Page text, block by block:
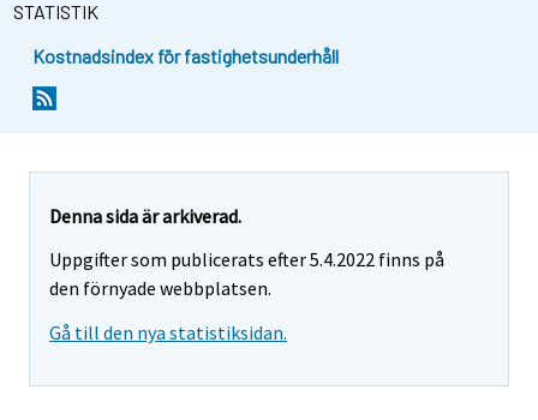
STATISTIK
Kostnadsindex för fastighetsunderhåll
Denna sida är arkiverad.
Uppgifter som publicerats efter 5.4.2022 finns på
den förnyade webbplatsen.
Gå till den nya statistiksidan.